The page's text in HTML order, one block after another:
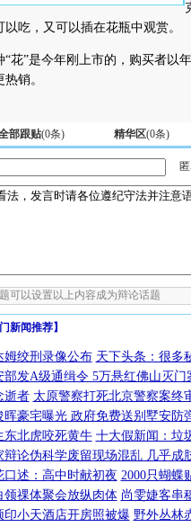
吃，又可以插在花瓶中观赏。
”是今年刚上市的，购买者以
销。
部跟贴(0条) 精华区(0条)
匿
新闻推荐】
姆绞刑录像公布 天下头条：很多
部发A级通缉令 5万悬红佛山灭门
逝者 太原警察打死北京警察案终
晖豪宅曝光 政府免费送别墅安防
东北虎咬死黄牛 十大假新闻：垃
辩论伪科学废留现场混乱 几乎成
口述：高中时献初夜 2000只蝴蝶
领祼体聚会放纵肉体 尚雯婕客串
印小天酒店开房照被爆 野外丛林